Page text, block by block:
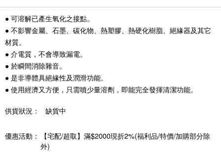
● 可溶解已產生氧化之接點。
● 不影響金屬、石墨、碳化物、熱塑膠、熱硬化樹脂、絕緣器及其它
材質。
● 介電質，不會導致漏電。
● 於瞬間消除雜音。
● 是非導體具絕緣性及潤滑功能。
● 使用經濟又方便，只需噴少量溶劑，即能完全發揮清潔功能。
供貨狀況： 缺貨中
優惠活動：
【宅配/超取】滿$2000現折2%(福利品/特價/加購部分除
外)